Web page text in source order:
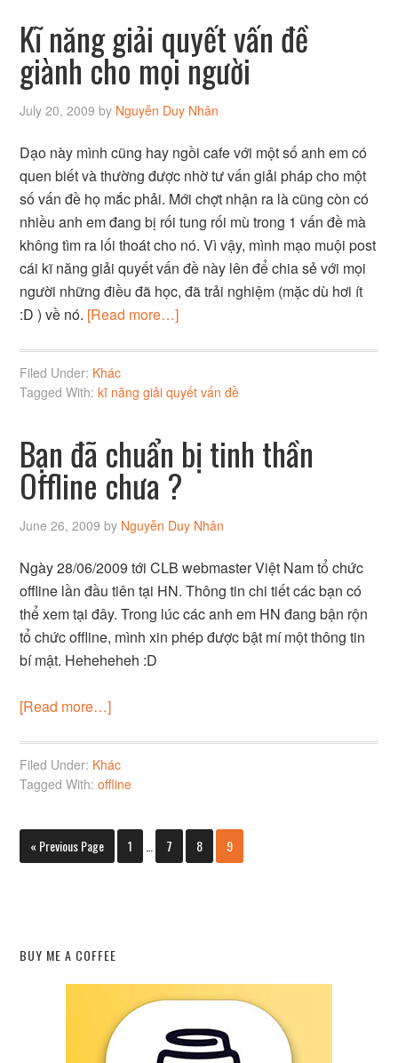
Kĩ năng giải quyết vấn đề
giành cho mọi người
July 20, 2009 by Nguyễn Duy Nhân
Dạo này mình cũng hay ngồi cafe với một số anh em có
quen biết và thường được nhờ tư vấn giải pháp cho một
số vấn đề họ mắc phải. Mới chợt nhận ra là cũng còn có
nhiều anh em đang bị rối tung rối mù trong 1 vấn đề mà
không tìm ra lối thoát cho nó. Vì vậy, mình mạo muội post
cái kĩ năng giải quyết vấn đề này lên để chia sẻ với mọi
người những điều đã học, đã trải nghiệm (mặc dù hơi ít
:D ) về nó. [Read more…]
Filed Under: Khác
Tagged With:kĩ năng giải quyết vấn đề
Bạn đã chuẩn bị tinh thần
Offline chưa ?
June 26, 2009 by Nguyễn Duy Nhân
Ngày 28/06/2009 tới CLB webmaster Việt Nam tổ chức
offline lần đầu tiên tại HN. Thông tin chi tiết các bạn có
thể xem tại đây. Trong lúc các anh em HN đang bận rộn
tổ chức offline, mình xin phép được bật mí một thông tin
bí mật. Heheheheh :D
[Read more…]
Filed Under: Khác
Tagged With:offline
« Previous Page 1 7 8 9
BUY ME A COFFEE